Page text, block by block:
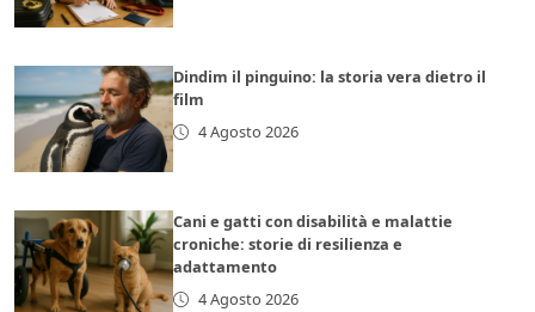
Dindim il pinguino: la storia vera dietro il
film
4 Agosto 2026
Cani e gatti con disabilità e malattie
croniche: storie di resilienza e
adattamento
4 Agosto 2026